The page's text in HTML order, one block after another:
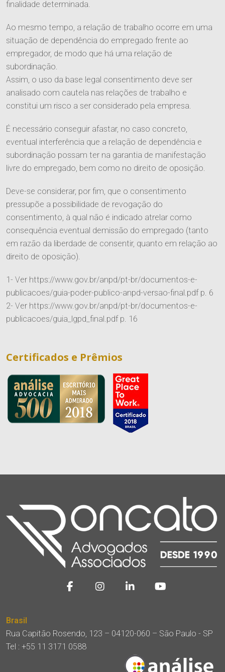
finalidade determinada.
Ao mesmo tempo, a relação de trabalho ocorre em uma
situação de dependência do empregado frente ao
empregador, de modo que há uma relação de
subordinação.
Assim, o uso da base legal consentimento deve ser
analisado com cautela nas relações de trabalho e
constitui um risco a ser considerado pela empresa.
É necessário conseguir afastar, no caso concreto,
eventual interferência que a relação de dependência e
subordinação possam ter na garantia de manifestação
livre do empregado, bem como no direito de oposição.
Deve-se considerar, por fim, que o consentimento
pressupõe a possibilidade de revogação do
consentimento, à qual não é indicado atrelar como
consequência eventual demissão do empregado (tanto
em razão da liberdade de consentir, quanto em relação ao
direito de oposição).
1- Ver https://www.gov.br/anpd/pt-br/documentos-e-
publicacoes/guia-poder-publico-anpd-versao-final.pdf p. 6
2- Ver https://www.gov.br/anpd/pt-br/documentos-e-
publicacoes/guia_lgpd_final.pdf p. 16
Certificados e Prêmios
Brasil
Rua Capitão Rosendo, 123 – 04120-060 – São Paulo - SP
Tel : +55 11 3171 0588